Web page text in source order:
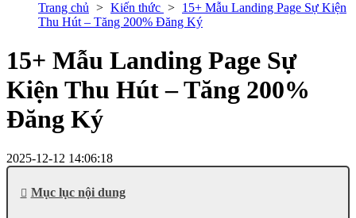
Trang chủ Kiến thức
15+ Mẫu Landing Page Sự Kiện
Thu Hút – Tăng 200% Đăng Ký
15+ Mẫu Landing Page Sự
Kiện Thu Hút – Tăng 200%
Đăng Ký
2025-12-12 14:06:18
Mục lục nội dung